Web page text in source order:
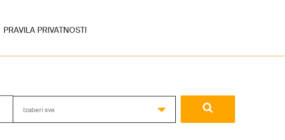
PRAVILA PRIVATNOSTI
Izaberi sve